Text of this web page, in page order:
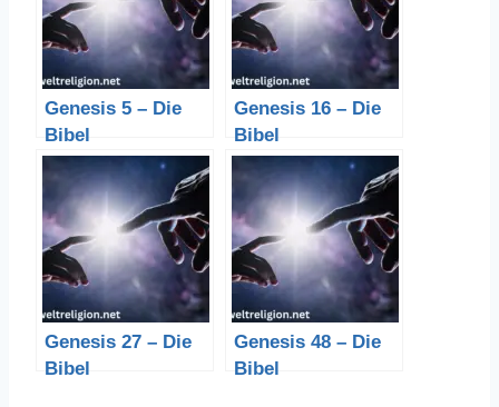
Genesis 5 – Die
Bibel
Genesis 16 – Die
Bibel
Genesis 27 – Die
Bibel
Genesis 48 – Die
Bibel